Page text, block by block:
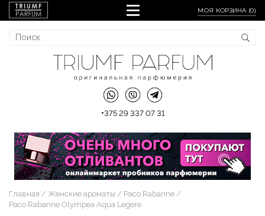
МОЯ КОРЗИНА (0)
+375 29 337 07 31
Главная Женские ароматы
Paco Rabanne
Paco Rabanne Olympea Aqua Legere